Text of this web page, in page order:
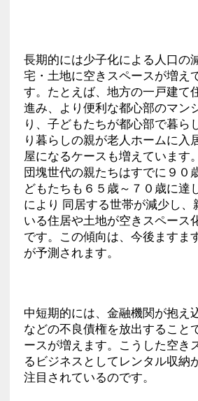
長期的には少子化による人口の
宅・土地に空きスペースが増え
す。たとえば、地方の一戸建て
進み、より便利な都心部のマン
り、子どもたちが都心部で暮ら
り暮らしの親が老人ホームに入
屋になるケースも増えています。
団塊世代の親たちはすでに９０
どもたちも６５歳～７０歳に達
により 同居する世帯が減少し、
いる住居や土地が空きスペース
です。この傾向は、今後ますま
が予測されます。
中短期的には、金融機関が抱え
などの不良債権を放出すること
ースが増えます。こうした空き
るビジネスとしてレンタル収納
注目されているのです。